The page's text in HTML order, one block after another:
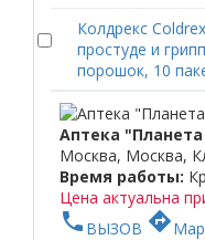
Колдрекс
простуде и
порошок, 10
Аптека
Москва, Москва,
Время работы:
Цена актуальна
phone ВЫЗОВ directions